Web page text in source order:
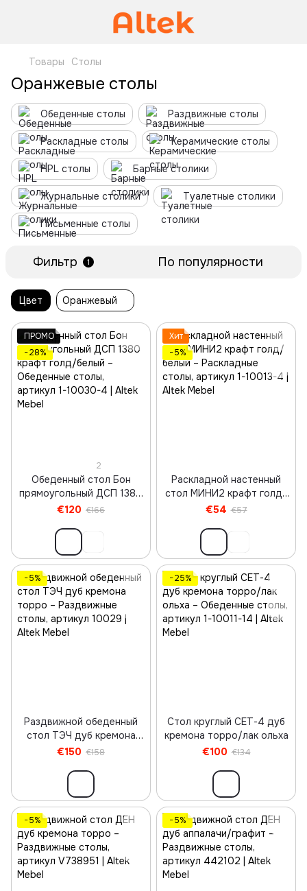
Товары Столы
Оранжевые столы
Обеденные столы Раздвижные столы
Раскладные столы Керамические столы
HPL столы Барные столики
Журнальные столики Туалетные столики
Письменные столы
Фильтр 1 По популярности
Цвет Оранжевый
ПРОМО
−28%
2
Обеденный стол Бон
прямоугольный ДСП 1380
крафт голд/белый
€120 €166
Хит
−5%
Раскладной настенный
стол МИНИ2 крафт голд/
белый
€54 €57
−5%
Раздвижной обеденный
стол ТЭЧ дуб кремона
торро
€150 €158
−25%
Стол круглый СЕТ-4 дуб
кремона торро/лак ольха
€100 €134
−5% −5%